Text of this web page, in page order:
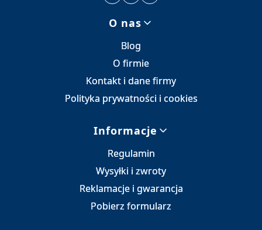
O nas
Blog
O firmie
Kontakt i dane firmy
Polityka prywatności i cookies
Informacje
Regulamin
Wysyłki i zwroty
Reklamacje i gwarancja
Pobierz formularz